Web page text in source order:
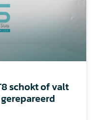
schokt of valt